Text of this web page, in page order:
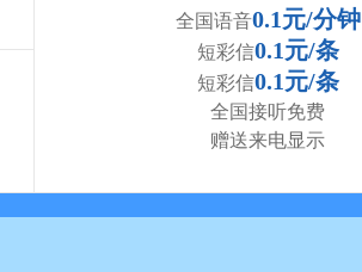
全国语音0.1元/分钟
短彩信0.1元/条
短彩信0.1元/条
全国接听免费
赠送来电显示